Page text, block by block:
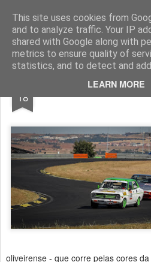
This site uses cookies from
and to analyze traffic. Your IP
shared with Google along with
metrics to ensure quality of
statistics, and to detect and
LEARN MORE
ROADGALAXY - Media
18 Rebelo Martins
oliveirense - que corre pelas cores